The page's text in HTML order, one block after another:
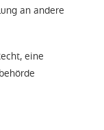
an andere
eine